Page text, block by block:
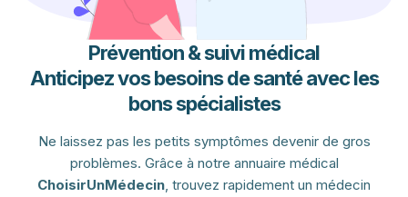
Prévention & suivi médical
Anticipez vos besoins de santé avec les
bons spécialistes
Ne laissez pas les petits symptômes devenir de gros
problèmes. Grâce à notre annuaire médical
ChoisirUnMédecin, trouvez rapidement un médecin